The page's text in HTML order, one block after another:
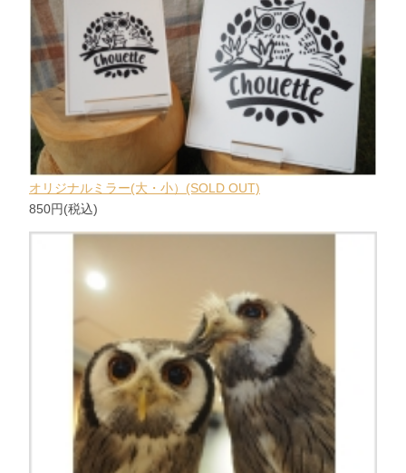
オリジナルミラー(大・小）(SOLD OUT)
850円(税込)